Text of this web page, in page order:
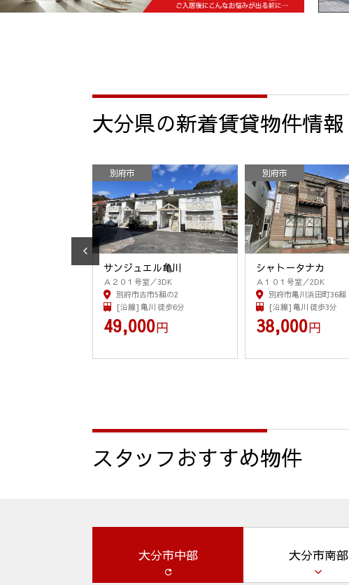
大分県の新着賃貸物件情報
別府市
サンジュエル亀川
Ａ２０１号室／3DK
別府市古市5組の2
[沿線] 亀川 徒歩6分
49,000円
別府市
シャト－タナカ
Ａ１０１号室／2DK
別府市亀川浜田町36組
[沿線] 亀川 徒歩3分
38,000円
スタッフおすすめ物件
大分市中部 大分市南部